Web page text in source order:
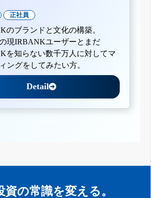
正社員
のブランドと文化の構築。
現IRBANKユーザーとまだ
を知らない数千万人に対してマ
ングをしてみたい方。
Detail
資の常識を変える。